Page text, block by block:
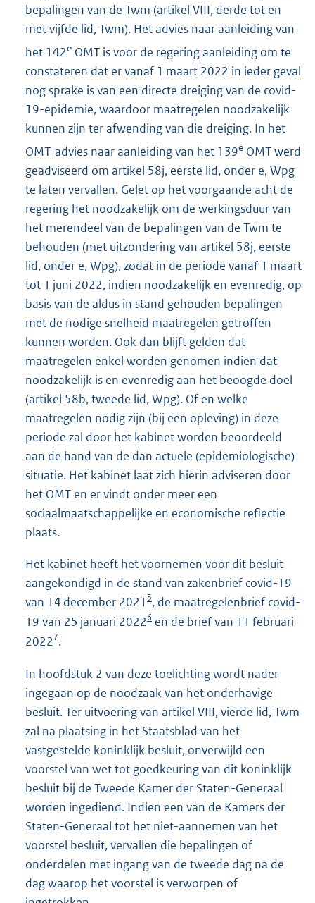
bepalingen van de Twm (artikel VIII, derde tot en
met vijfde lid, Twm). Het advies naar aanleiding van
het 142e OMT is voor de regering aanleiding om te
constateren dat er vanaf 1 maart 2022 in ieder geval
nog sprake is van een directe dreiging van de covid-
19-epidemie, waardoor maatregelen noodzakelijk
kunnen zijn ter afwending van die dreiging. In het
OMT-advies naar aanleiding van het 139e OMT werd
geadviseerd om artikel 58j, eerste lid, onder e, Wpg
te laten vervallen. Gelet op het voorgaande acht de
regering het noodzakelijk om de werkingsduur van
het merendeel van de bepalingen van de Twm te
behouden (met uitzondering van artikel 58j, eerste
lid, onder e, Wpg), zodat in de periode vanaf 1 maart
tot 1 juni 2022, indien noodzakelijk en evenredig, op
basis van de aldus in stand gehouden bepalingen
met de nodige snelheid maatregelen getroffen
kunnen worden. Ook dan blijft gelden dat
maatregelen enkel worden genomen indien dat
noodzakelijk is en evenredig aan het beoogde doel
(artikel 58b, tweede lid, Wpg). Of en welke
maatregelen nodig zijn (bij een opleving) in deze
periode zal door het kabinet worden beoordeeld
aan de hand van de dan actuele (epidemiologische)
situatie. Het kabinet laat zich hierin adviseren door
het OMT en er vindt onder meer een
sociaalmaatschappelijke en economische reflectie
plaats.
Het kabinet heeft het voornemen voor dit besluit
aangekondigd in de stand van zakenbrief covid-19
van 14 december 2021 5, de maatregelenbrief covid-
19 van 25 januari 20226 en de brief van 11 februari
20227.
In hoofdstuk 2 van deze toelichting wordt nader
ingegaan op de noodzaak van het onderhavige
besluit. Ter uitvoering van artikel VIII, vierde lid, Twm
zal na plaatsing in het Staatsblad van het
vastgestelde koninklijk besluit, onverwijld een
voorstel van wet tot goedkeuring van dit koninklijk
besluit bij de Tweede Kamer der Staten-Generaal
worden ingediend. Indien een van de Kamers der
Staten-Generaal tot het niet-aannemen van het
voorstel besluit, vervallen die bepalingen of
onderdelen met ingang van de tweede dag na de
dag waarop het voorstel is verworpen of